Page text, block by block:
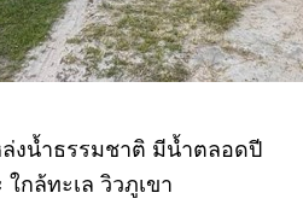
งน้ำธรรมชาติ มีน้ำตลอดปี
กล้ทะเล วิวภูเขา